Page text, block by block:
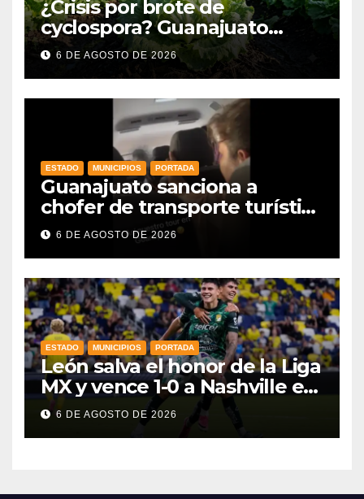
¿Crisis por brote de
cyclospora? Guanajuato
mantiene intactas sus
exportaciones
6 DE AGOSTO DE 2026
ESTADO MUNICIPIOS PORTADA
Guanajuato sanciona a
chofer de transporte turístico
e intensifica operativos de
vigilancia
6 DE AGOSTO DE 2026
ESTADO MUNICIPIOS PORTADA
León salva el honor de la Liga
MX y vence 1-0 a Nashville en
la Leagues Cup 2026
6 DE AGOSTO DE 2026